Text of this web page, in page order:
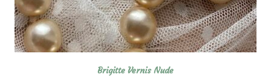
Brigitte Vernis Nude